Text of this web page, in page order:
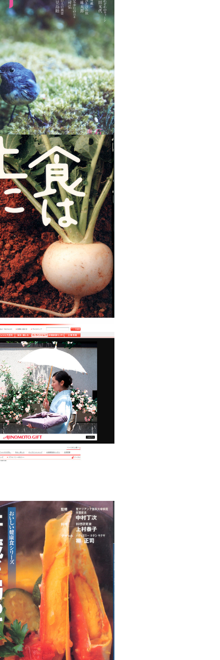
農法
の素
い健康
食